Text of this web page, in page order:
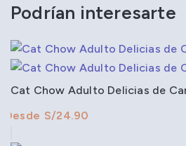
Podrían interesarte
Cat Chow Adulto Delicias de
S/